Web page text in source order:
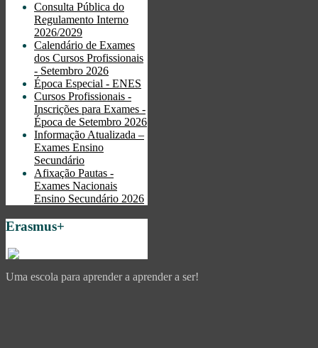
Consulta Pública do
Regulamento Interno
2026/2029
Calendário de Exames
dos Cursos Profissionais
- Setembro 2026
Época Especial - ENES
Cursos Profissionais -
Inscrições para Exames -
Época de Setembro 2026
Informação Atualizada –
Exames Ensino
Secundário
Afixação Pautas -
Exames Nacionais
Ensino Secundário 2026
Erasmus+
Uma escola para aprender a aprender a ser!